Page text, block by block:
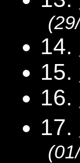
14.
15.
16.
17.